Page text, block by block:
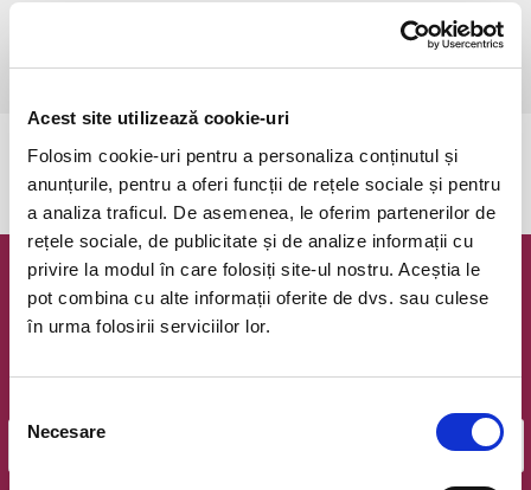
Acest site utilizează cookie-uri
Folosim cookie-uri pentru a personaliza conținutul și
anunțurile, pentru a oferi funcții de rețele sociale și pentru
a analiza traficul. De asemenea, le oferim partenerilor de
rețele sociale, de publicitate și de analize informații cu
privire la modul în care folosiți site-ul nostru. Aceștia le
pot combina cu alte informații oferite de dvs. sau culese
în urma folosirii serviciilor lor.
consimțământului
Necesare
Din respect pentru actori si public avem rugamintea de a va prezenta
cu cel putin 30 de minute inainte de inceperea spectacolului.
Evenimentul a expirat.
Newsletter @ Bilete.ro